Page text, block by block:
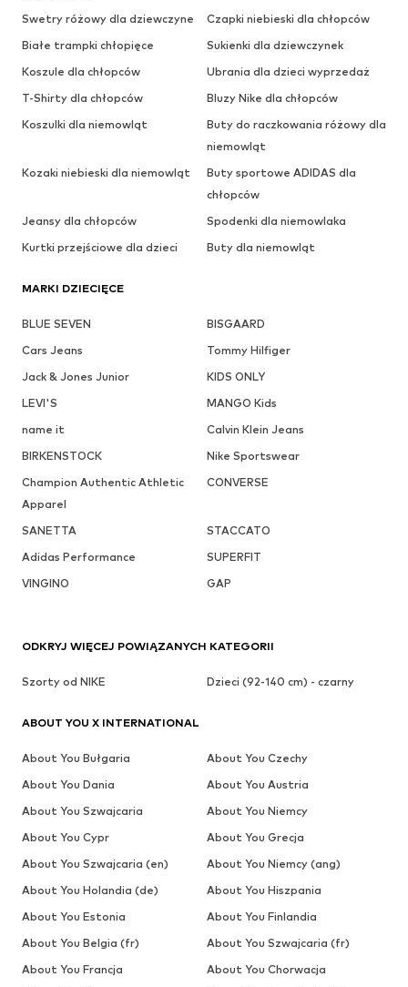
Swetry różowy dla dziewczyne
Czapki niebieski dla chłopców
Białe trampki chłopięce
Sukienki dla dziewczynek
Koszule dla chłopców
Ubrania dla dzieci wyprzedaż
T-Shirty dla chłopców
Bluzy Nike dla chłopców
Koszulki dla niemowląt
Buty do raczkowania różowy dla
niemowląt
Kozaki niebieski dla niemowląt
Buty sportowe ADIDAS dla
chłopców
Jeansy dla chłopców
Spodenki dla niemowlaka
Kurtki przejściowe dla dzieci
Buty dla niemowląt
MARKI DZIECIĘCE
BLUE SEVEN
BISGAARD
Cars Jeans
Tommy Hilfiger
Jack & Jones Junior
KIDS ONLY
LEVI'S
MANGO Kids
name it
Calvin Klein Jeans
BIRKENSTOCK
Nike Sportswear
Champion Authentic Athletic
Apparel
CONVERSE
SANETTA
STACCATO
Adidas Performance
SUPERFIT
VINGINO
GAP
ODKRYJ WIĘCEJ POWIĄZANYCH KATEGORII
Szorty od NIKE Dzieci (92-140 cm) - czarny
ABOUT YOU X INTERNATIONAL
About You Bułgaria
About You Czechy
About You Dania
About You Austria
About You Szwajcaria
About You Niemcy
About You Cypr
About You Grecja
About You Szwajcaria (en)
About You Niemcy (ang)
About You Holandia (de)
About You Hiszpania
About You Estonia
About You Finlandia
About You Belgia (fr)
About You Szwajcaria (fr)
About You Francja
About You Chorwacja